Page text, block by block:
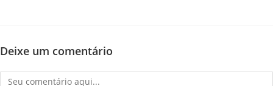
Deixe um comentário